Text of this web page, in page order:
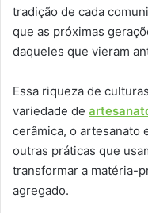
tradição de cada
que as próximas
daqueles que vieram
Essa riqueza de
variedade de
cerâmica, o artesanato
outras práticas que
transformar a matéria-
agregado.